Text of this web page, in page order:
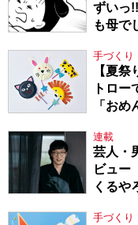
ずいっ
も母で
手づくり
【夏
トロ
「お
連載
芸人・
ビュー
くるや
手づくり